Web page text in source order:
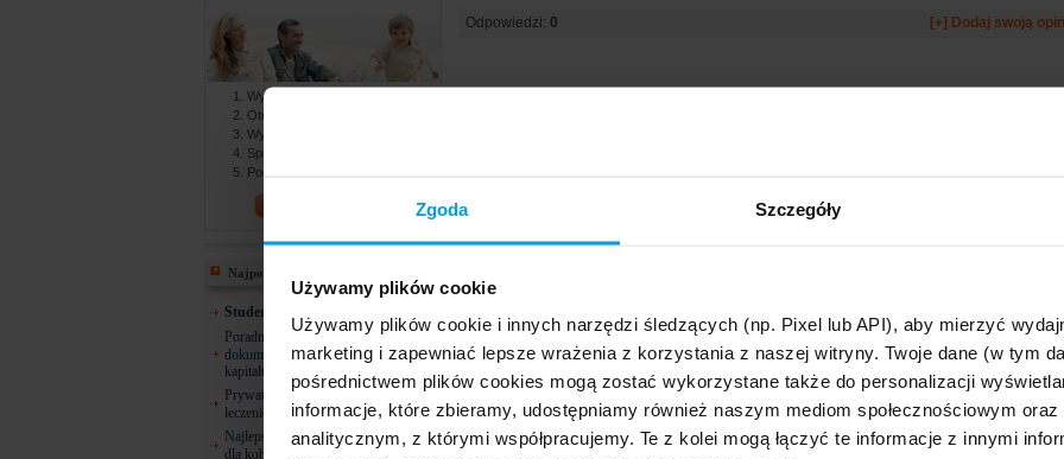
Zgoda Szczegóły
Używamy plików cookie
Używamy plików cookie i innych narzędzi śledzących (np. Pixel lub API), aby mierzyć
marketing i zapewniać lepsze wrażenia z korzystania z naszej witryny. Twoje dane (w tym
pośrednictwem plików cookies mogą zostać wykorzystane także do personalizacji
informacje, które zbieramy, udostępniamy również naszym mediom społecznościowym
analitycznym, z którymi współpracujemy. Te z kolei mogą łączyć te informacje z innymi
Wypełniasz formularz online
Otrzymujesz gotowe oferty
Wybierasz najlepszą ofertę
Spotykasz się z agentem
Podpisujesz dokumenty
Najpopularniejsze
Studencie! 26 lat i co dalej?
Poradnik ZUS: Gdzie szukać
dokumentów do emerytury, renty lub
kapitału początkowego?
Prywatne ubezpieczenia zdrowotne –
leczenie dentystyczne
Najlepsze ubezpieczenie zdrowotne
dla kobiety w ciąży
Odpowiedzi: 0 [+] Dodaj swoją